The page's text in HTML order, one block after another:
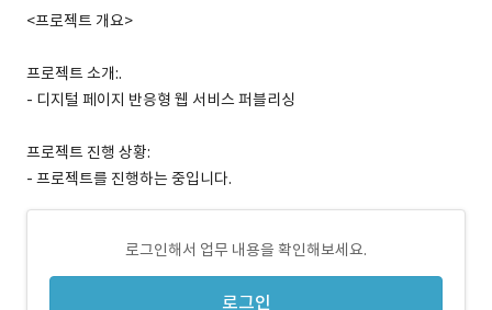
<프로젝트 개요>
프로젝트 소개:.
- 디지털 페이지 반응형 웹 서비스 퍼블리싱
프로젝트 진행 상황:
- 프로젝트를 진행하는 중입니다.
로그인해서 업무 내용을 확인해보세요.
로그인